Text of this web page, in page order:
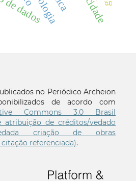
no Periódico Archeion
de acordo com
Commons 3.0 Brasil
atribuição de créditos/vedado
criação de obras
referenciada).